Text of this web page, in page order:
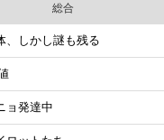
総合
、しかし謎も残る
ョ発達中